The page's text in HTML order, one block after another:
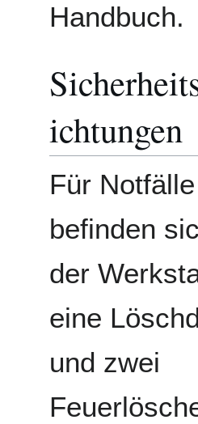
Handbuch.
ichtungen
Für Notfälle
befinden
der
eine
und zwei